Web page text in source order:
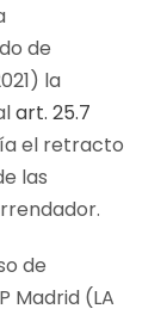
de
la
art. 25.7
el retracto
las
de
Madrid (LA